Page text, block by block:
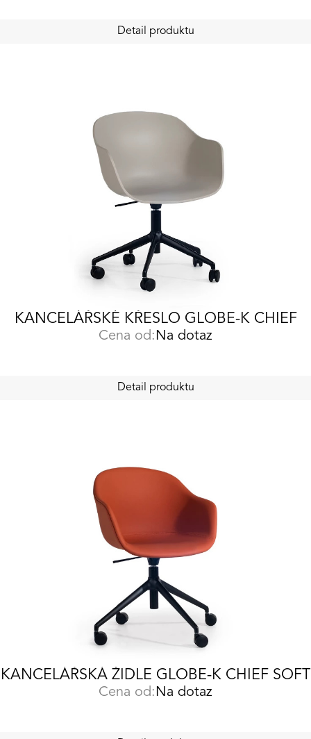
Detail produktu
KANCELÁŘSKÉ KŘESLO GLOBE-K CHIEF
Cena od: Na dotaz
Detail produktu
KANCELÁŘSKÁ ŽIDLE GLOBE-K CHIEF SOFT
Cena od: Na dotaz